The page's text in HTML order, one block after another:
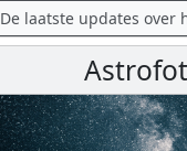
De laatste updates over